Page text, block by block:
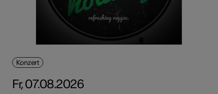
Konzert
Fr, 07.08.2026